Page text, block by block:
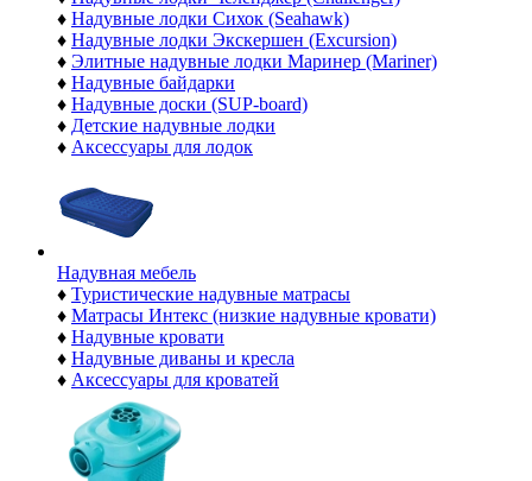
♦ Надувные лодки Сихок (Seahawk)
♦ Надувные лодки Экскершен (Excursion)
♦ Элитные надувные лодки Маринер (Mariner)
♦ Надувные байдарки
♦ Надувные доски (SUP-board)
♦ Детские надувные лодки
♦ Аксессуары для лодок
Надувная мебель
♦ Туристические надувные матрасы
♦ Матрасы Интекс (низкие надувные кровати)
♦ Надувные кровати
♦ Надувные диваны и кресла
♦ Аксессуары для кроватей